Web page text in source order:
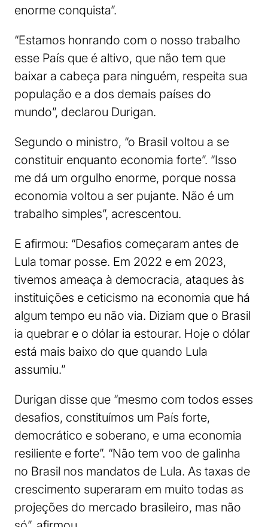
enorme conquista”.
“Estamos honrando com o nosso trabalho
esse País que é altivo, que não tem que
baixar a cabeça para ninguém, respeita sua
população e a dos demais países do
mundo”, declarou Durigan.
Segundo o ministro, “o Brasil voltou a se
constituir enquanto economia forte”. “Isso
me dá um orgulho enorme, porque nossa
economia voltou a ser pujante. Não é um
trabalho simples”, acrescentou.
E afirmou: “Desafios começaram antes de
Lula tomar posse. Em 2022 e em 2023,
tivemos ameaça à democracia, ataques às
instituições e ceticismo na economia que há
algum tempo eu não via. Diziam que o Brasil
ia quebrar e o dólar ia estourar. Hoje o dólar
está mais baixo do que quando Lula
assumiu.”
Durigan disse que “mesmo com todos esses
desafios, constituímos um País forte,
democrático e soberano, e uma economia
resiliente e forte”. “Não tem voo de galinha
no Brasil nos mandatos de Lula. As taxas de
crescimento superaram em muito todas as
projeções do mercado brasileiro, mas não